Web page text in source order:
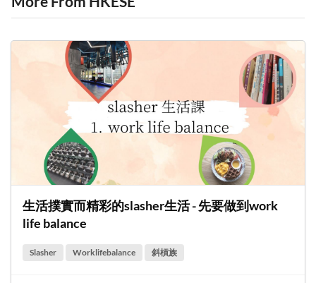
生活撲實而精彩的slasher生活 - 先要做到work
life balance
Slasher Worklifebalance 斜槓族